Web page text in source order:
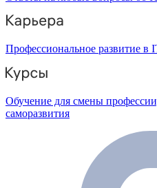
Профессиональное развитие в
Обучение для смены
саморазвития